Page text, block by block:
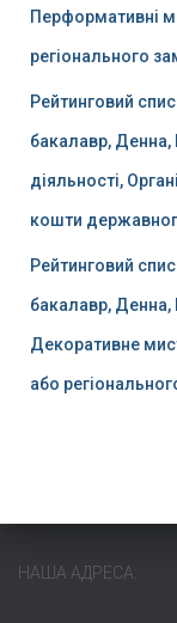
Перформативні
регіонального
Рейтинговий
бакалавр, Денна,
діяльності,
кошти
Рейтинговий
бакалавр,
Декоративне
або
НАША АДРЕСА: